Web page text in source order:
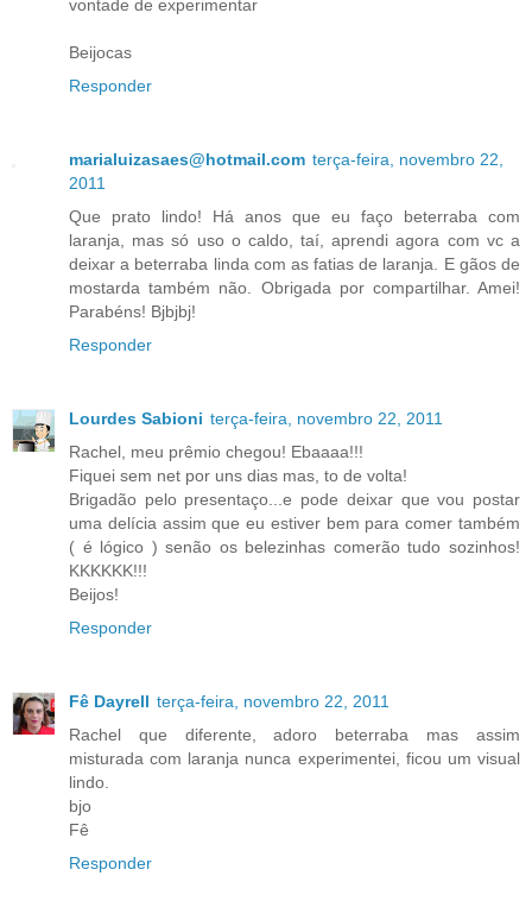
vontade de experimentar
Beijocas
Responder
marialuizasaes@hotmail.com terça-feira, novembro 22,
2011
Que prato lindo! Há anos que eu faço beterraba com
laranja, mas só uso o caldo, taí, aprendi agora com vc a
deixar a beterraba linda com as fatias de laranja. E gãos de
mostarda também não. Obrigada por compartilhar. Amei!
Parabéns! Bjbjbj!
Responder
Lourdes Sabioni terça-feira, novembro 22, 2011
Rachel, meu prêmio chegou! Ebaaaa!!!
Fiquei sem net por uns dias mas, to de volta!
Brigadão pelo presentaço...e pode deixar que vou postar
uma delícia assim que eu estiver bem para comer também
( é lógico ) senão os belezinhas comerão tudo sozinhos!
KKKKKK!!!
Beijos!
Responder
Fê Dayrell terça-feira, novembro 22, 2011
Rachel que diferente, adoro beterraba mas assim
misturada com laranja nunca experimentei, ficou um visual
lindo.
bjo
Fê
Responder